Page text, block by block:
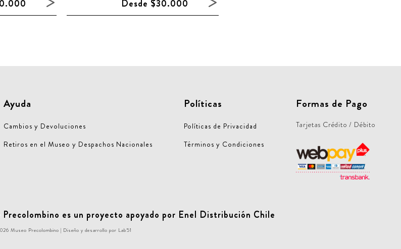
Desde $30.000
Ayuda
Cambios y Devoluciones
Retiros en el Museo y Despachos Nacionales
Políticas
Políticas de Privacidad
Términos y Condiciones
Formas de Pago
Tarjetas Crédito / Débito
es un proyecto apoyado por Enel Distribución Chile
Museo Precolombino | Diseño y desarrollo por Lab51